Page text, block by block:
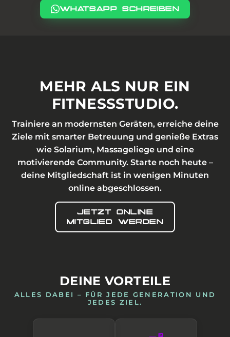
WHATSAPP SCHREIBEN
MEHR ALS NUR EIN
FITNESSSTUDIO.
Trainiere an modernsten Geräten, erreiche deine
Ziele mit smarter Betreuung und genieße Extras
wie Solarium, Massageliege und eine
motivierende Community. Starte noch heute –
deine Mitgliedschaft ist in wenigen Minuten
online abgeschlossen.
JETZT ONLINE
MITGLIED WERDEN
DEINE VORTEILE
ALLES DABEI – FÜR JEDE GENERATION UND
JEDES ZIEL.